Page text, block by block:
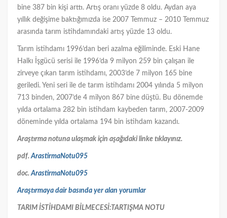
bine 387 bin kişi arttı. Artış oranı yüzde 8 oldu. Aydan aya
yıllık değişime baktığımızda ise 2007 Temmuz – 2010 Temmuz
arasında tarım istihdamındaki artış yüzde 13 oldu.
Tarım istihdamı 1996’dan beri azalma eğiliminde. Eski Hane
Halkı İşgücü serisi ile 1996’da 9 milyon 259 bin çalışan ile
zirveye çıkan tarım istihdamı, 2003’de 7 milyon 165 bine
geriledi. Yeni seri ile de tarım istihdamı 2004 yılında 5 milyon
713 binden, 2007’de 4 milyon 867 bine düştü. Bu dönemde
yılda ortalama 282 bin istihdam kaybeden tarım, 2007-2009
döneminde yılda ortalama 194 bin istihdam kazandı.
Araştırma notuna ulaşmak için aşağıdaki linke tıklayınız.
pdf.ArastirmaNotu095
doc.ArastirmaNotu095
Araştırmaya dair basında yer alan yorumlar
TARIM İSTİHDAMI BİLMECESİ:TARTIŞMA NOTU